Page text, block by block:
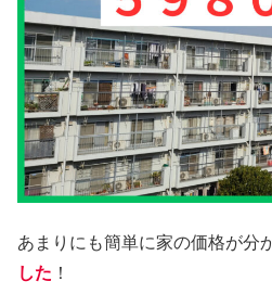
あまりにも簡単に家の価格が分
した ！